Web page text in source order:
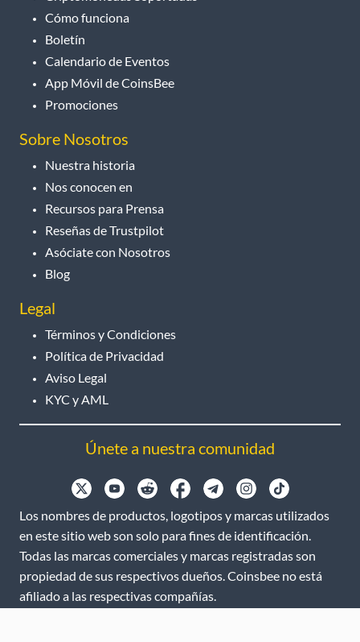
Cómo funciona
Boletín
Calendario de Eventos
App Móvil de CoinsBee
Promociones
Sobre Nosotros
Nuestra historia
Nos conocen en
Recursos para Prensa
Reseñas de Trustpilot
Asóciate con Nosotros
Blog
Legal
Términos y Condiciones
Política de Privacidad
Aviso Legal
KYC y AML
Únete a nuestra comunidad
Los nombres de productos, logotipos y marcas utilizados
en este sitio web son solo para fines de identificación.
Todas las marcas comerciales y marcas registradas son
propiedad de sus respectivos dueños. Coinsbee no está
afiliado a las respectivas compañías.